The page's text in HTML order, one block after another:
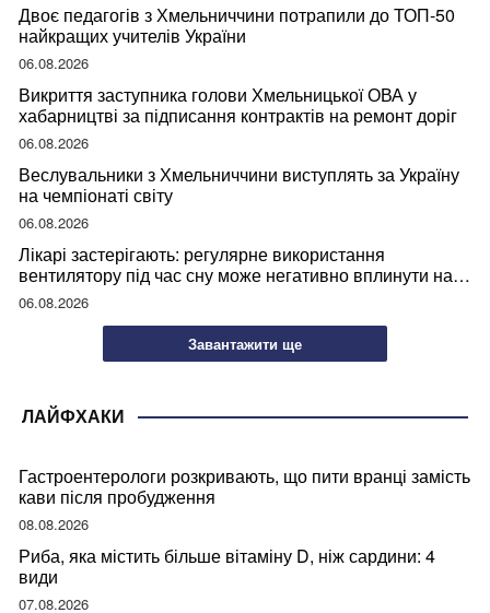
Двоє педагогів з Хмельниччини потрапили до ТОП-50
найкращих учителів України
06.08.2026
Викриття заступника голови Хмельницької ОВА у
хабарництві за підписання контрактів на ремонт доріг
06.08.2026
Веслувальники з Хмельниччини виступлять за Україну
на чемпіонаті світу
06.08.2026
Лікарі застерігають: регулярне використання
вентилятору під час сну може негативно вплинути на
ваше здоров’я
06.08.2026
Завантажити ще
ЛАЙФХАКИ
Гастроентерологи розкривають, що пити вранці замість
кави після пробудження
08.08.2026
Риба, яка містить більше вітаміну D, ніж сардини: 4
види
07.08.2026